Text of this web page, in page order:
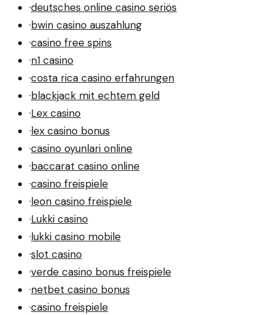
·deutsches online casino seriös
·bwin casino auszahlung
·casino free spins
·n1 casino
·costa rica casino erfahrungen
·blackjack mit echtem geld
·Lex casino
·lex casino bonus
·casino oyunlari online
·baccarat casino online
·casino freispiele
·leon casino freispiele
·Lukki casino
·lukki casino mobile
·slot casino
·verde casino bonus freispiele
·netbet casino bonus
·casino freispiele